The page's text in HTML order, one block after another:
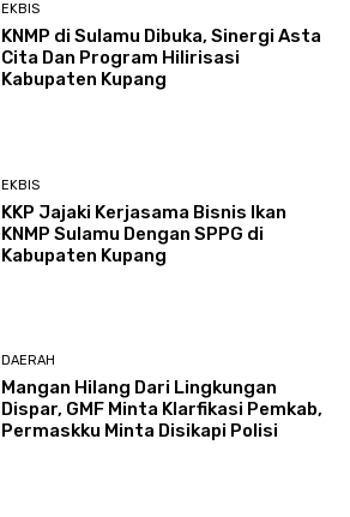
EKBIS
KNMP di Sulamu Dibuka, Sinergi Asta
Cita Dan Program Hilirisasi
Kabupaten Kupang
EKBIS
KKP Jajaki Kerjasama Bisnis Ikan
KNMP Sulamu Dengan SPPG di
Kabupaten Kupang
DAERAH
Mangan Hilang Dari Lingkungan
Dispar, GMF Minta Klarfikasi Pemkab,
Permaskku Minta Disikapi Polisi